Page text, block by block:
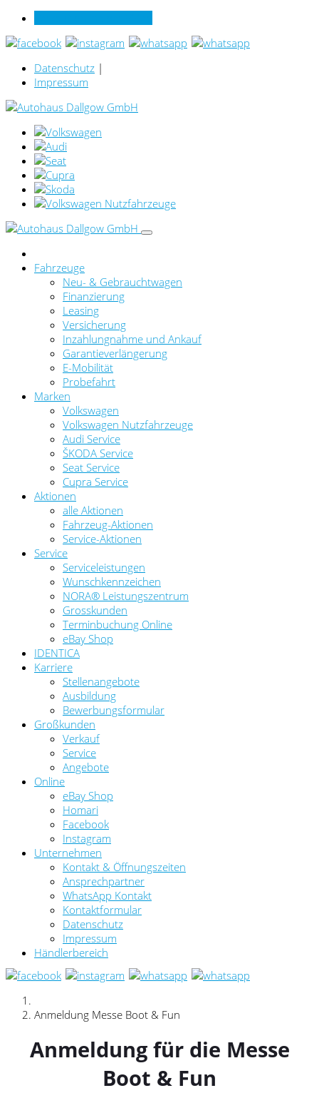
Datenschutz |
Impressum
Fahrzeuge
Neu- & Gebrauchtwagen
Finanzierung
Leasing
Versicherung
Inzahlungnahme und Ankauf
Garantieverlängerung
E-Mobilität
Probefahrt
Marken
Volkswagen
Volkswagen Nutzfahrzeuge
Audi Service
ŠKODA Service
Seat Service
Cupra Service
Aktionen
alle Aktionen
Fahrzeug-Aktionen
Service-Aktionen
Service
Serviceleistungen
Wunschkennzeichen
NORA® Leistungszentrum
Grosskunden
Terminbuchung Online
eBay Shop
IDENTICA
Karriere
Stellenangebote
Ausbildung
Bewerbungsformular
Großkunden
Verkauf
Service
Angebote
Online
eBay Shop
Homari
Facebook
Instagram
Unternehmen
Kontakt & Öffnungszeiten
Ansprechpartner
WhatsApp Kontakt
Kontaktformular
Datenschutz
Impressum
Händlerbereich
Anmeldung Messe Boot & Fun
Anmeldung für die Messe
Boot & Fun